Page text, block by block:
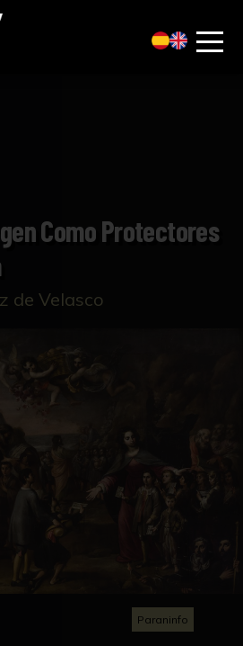
Como Protectores
de Velasco
Paraninfo